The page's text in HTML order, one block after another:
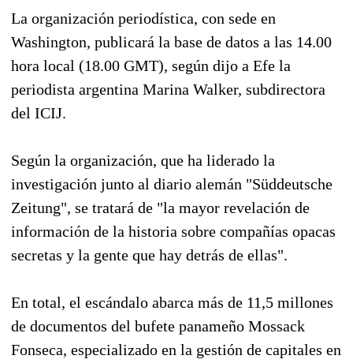
La organización periodística, con sede en
Washington, publicará la base de datos a las 14.00
hora local (18.00 GMT), según dijo a Efe la
periodista argentina Marina Walker, subdirectora
del ICIJ.
Según la organización, que ha liderado la
investigación junto al diario alemán "Süddeutsche
Zeitung", se tratará de "la mayor revelación de
información de la historia sobre compañías opacas
secretas y la gente que hay detrás de ellas".
En total, el escándalo abarca más de 11,5 millones
de documentos del bufete panameño Mossack
Fonseca, especializado en la gestión de capitales en